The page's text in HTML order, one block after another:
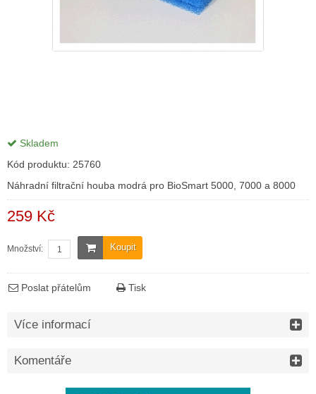
Skladem
Kód produktu: 25760
Náhradní filtrační houba modrá pro BioSmart 5000, 7000 a 8000
259 Kč
Koupit
Množství:
Poslat přátelům Tisk
Více informací
Komentáře